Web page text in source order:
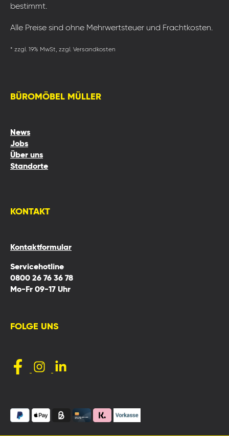
bestimmt.
Alle Preise sind ohne Mehrwertsteuer und Frachtkosten.
* zzgl. 19% MwSt, zzgl. Versandkosten
BÜROMÖBEL MÜLLER
News
Jobs
Über uns
Standorte
KONTAKT
Kontaktformular
Servicehotline
0800 26 76 36 78
Mo-Fr 09-17 Uhr
FOLGE UNS